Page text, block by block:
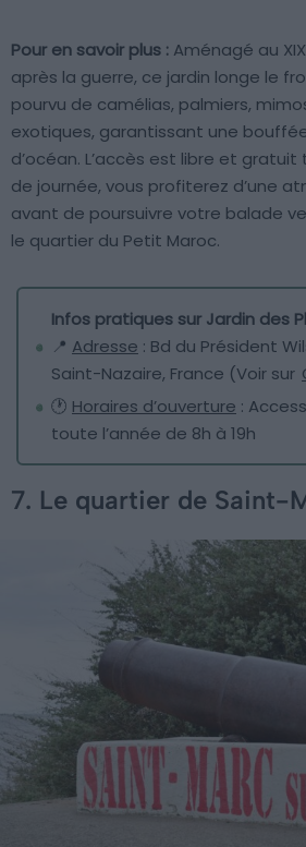
Pour en savoir plus : Aménagé au
après la guerre, ce jardin longe le
pourvu de camélias, palmiers,
exotiques, garantissant une
d’océan. L’accès est libre et gratuit
de journée, vous profiterez d’une
avant de poursuivre votre balade
le quartier du Petit Maroc.
Infos pratiques sur Jardin des
📍 Adresse : Bd du Président
Saint-Nazaire, France (Voir sur
🕐 Horaires d’ouverture :
toute l’année de 8h à 19h
7. Le quartier de Saint-